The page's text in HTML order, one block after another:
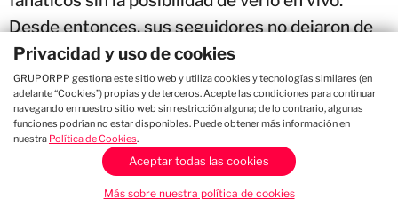
Desde entonces, sus seguidores no dejaron de
pedir una nueva fecha, deseo que hoy se hace
realidad poco más de un año después.
Aunque millones de personas lo conocen por su
exitosa carrera en las plataformas digitales,
Fede Vigevanitambién ha consolidado una
Privacidad y uso de cookies
GRUPORPP gestiona este sitio web y utiliza cookies y tecnologías similares (en
adelante “Cookies”) propias y de terceros. Acepte las condiciones para continuar
navegando en nuestro sitio web sin restricción alguna; de lo contrario, algunas
funciones podrían no estar disponibles. Puede obtener más información en
nuestra Política de Cookies.
Aceptar todas las cookies
Más sobre nuestra política de cookies